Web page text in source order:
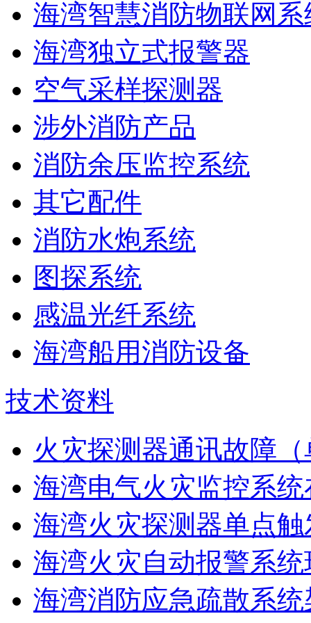
海湾智慧消防物联网系
海湾独立式报警器
空气采样探测器
涉外消防产品
消防余压监控系统
其它配件
消防水炮系统
图探系统
感温光纤系统
海湾船用消防设备
技术资料
火灾探测器通讯故障
海湾电气火灾监控系统
海湾火灾探测器单点
海湾火灾自动报警系统
海湾消防应急疏散系统